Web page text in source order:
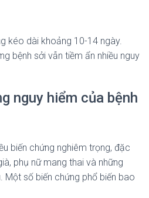
kéo dài khoảng 10-14 ngày.
bệnh sởi vẫn tiềm ẩn nhiều nguy
nguy hiểm của bệnh
biến chứng nghiêm trọng, đặc
phụ nữ mang thai và những
Một số biến chứng phổ biến bao